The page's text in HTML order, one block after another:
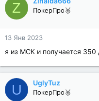
Z ПокерПро🥈
13 Янв 2023
я из МСК и получается
U UglyTuz
ПокерПро🥈